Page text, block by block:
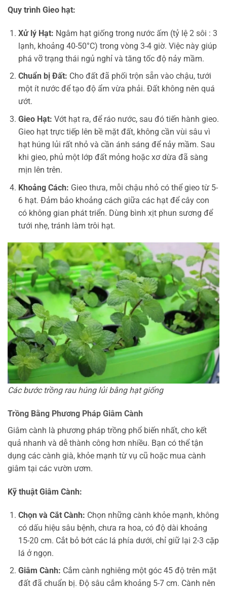
Quy trình Gieo hạt:
Xử lý Hạt: Ngâm hạt giống trong nước ấm (tỷ lệ 2 sôi : 3
lạnh, khoảng 40-50°C) trong vòng 3-4 giờ. Việc này giúp
phá vỡ trạng thái ngủ nghỉ và tăng tốc độ nảy mầm.
Chuẩn bị Đất: Cho đất đã phối trộn sẵn vào chậu, tưới
một ít nước để tạo độ ẩm vừa phải. Đất không nên quá
ướt.
Gieo Hạt: Vớt hạt ra, để ráo nước, sau đó tiến hành gieo.
Gieo hạt trực tiếp lên bề mặt đất, không cần vùi sâu vì
hạt húng lủi rất nhỏ và cần ánh sáng để nảy mầm. Sau
khi gieo, phủ một lớp đất mỏng hoặc xơ dừa đã sàng
mịn lên trên.
Khoảng Cách: Gieo thưa, mỗi chậu nhỏ có thể gieo từ 5-
6 hạt. Đảm bảo khoảng cách giữa các hạt để cây con
có không gian phát triển. Dùng bình xịt phun sương để
tưới nhẹ, tránh làm trôi hạt.
Các bước trồng rau húng lủi bằng hạt giống
Trồng Bằng Phương Pháp Giâm Cành
Giâm cành là phương pháp trồng phổ biến nhất, cho kết
quả nhanh và dễ thành công hơn nhiều. Bạn có thể tận
dụng các cành già, khỏe mạnh từ vụ cũ hoặc mua cành
giâm tại các vườn ươm.
Kỹ thuật Giâm Cành:
Chọn và Cắt Cành: Chọn những cành khỏe mạnh, không
có dấu hiệu sâu bệnh, chưa ra hoa, có độ dài khoảng
15-20 cm. Cắt bỏ bớt các lá phía dưới, chỉ giữ lại 2-3 cặp
lá ở ngọn.
Giâm Cành: Cắm cành nghiêng một góc 45 độ trên mặt
đất đã chuẩn bị. Độ sâu cắm khoảng 5-7 cm. Cành nên